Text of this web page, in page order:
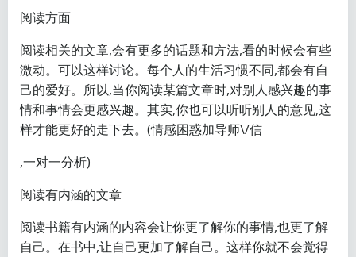
阅读方面
阅读相关的文章,会有更多的话题和方法,看的时候会有些
激动。可以这样讨论。每个人的生活习惯不同,都会有自
己的爱好。所以,当你阅读某篇文章时,对别人感兴趣的事
情和事情会更感兴趣。其实,你也可以听听别人的意见,这
样才能更好的走下去。(情感困惑加导师\/信
,一对一分析)
阅读有内涵的文章
阅读书籍有内涵的内容会让你更了解你的事情,也更了解
自己。在书中,让自己更加了解自己。这样你就不会觉得